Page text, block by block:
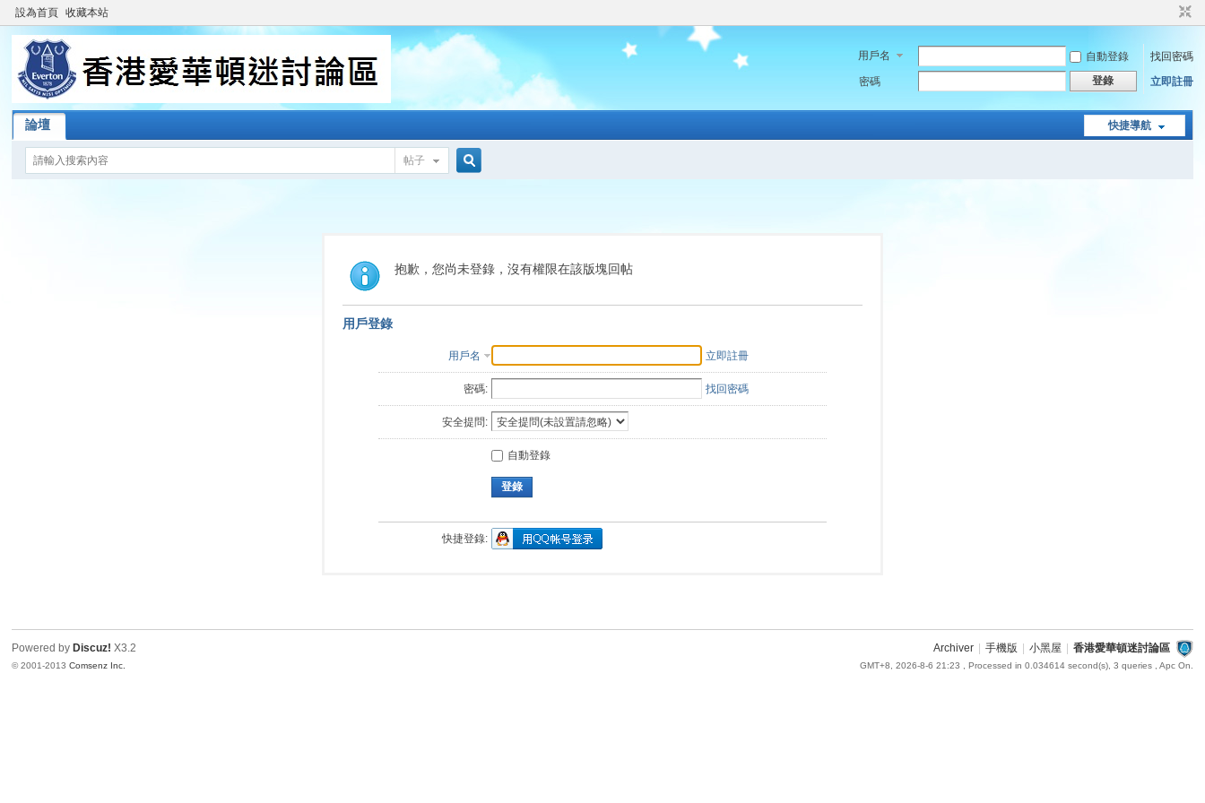
設為首頁 收藏本站
用戶名 自動登錄
找回密碼
密碼
登錄 立即註冊
快捷導航
論壇
帖子
索
抱歉，您尚未登錄，沒有權限在該版塊回帖
用戶登錄
用戶名 立即註冊
密碼: 找回密碼
安全提問:
自動登錄
登錄
快捷登錄:
Archiver 手機版 小黑屋 香港愛華頓迷討論區
GMT+8, 2026-8-6 21:23 , Processed in 0.034614 second(s), 3 queries , Apc On.
Powered by Discuz! X3.2
© 2001-2013Comsenz Inc.